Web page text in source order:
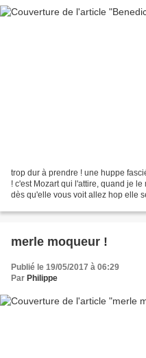
trop dur à prendre ! une huppe
! c'est Mozart qui l'attire, quand je
dès qu'elle vous voit allez hop elle
merle moqueur !
Publié le 19/05/2017 à 06:29
Par Philippe